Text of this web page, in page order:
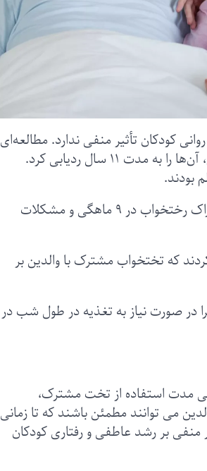
کودکان تأثیر منفی ندارد. مطالعه‌ای
که در دانشگاه اسکس انجام شد، با بررسی نزدیک به ۱۷ هزار نوزاد بریتانیایی، آن‌ها را به مدت ۱۱ سال ردیابی کرد.
بودند.
دکتر آیتن بیلگین، از دپارتمان روانشناسی اعلام کرد که هیچ ارتباطی بین اشتراک رختخواب در ۹ ماهگی و مشکلات
که تختخواب مشترک با والدین بر
در صورت نیاز به تغذیه در طول شب در
مدت استفاده از تخت مشترک،
می توانند مطمئن باشند که تا زمانی
منفی بر رشد عاطفی و رفتاری کودکان